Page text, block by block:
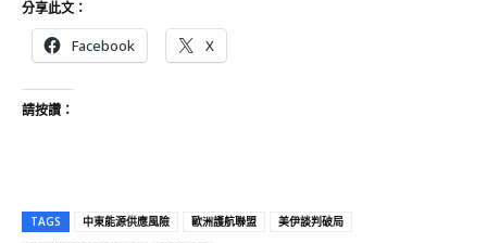
分享此文：
Facebook X
請按讚：
TAGS 中東能源供應風險 歐洲護航聯盟
美伊談判破局